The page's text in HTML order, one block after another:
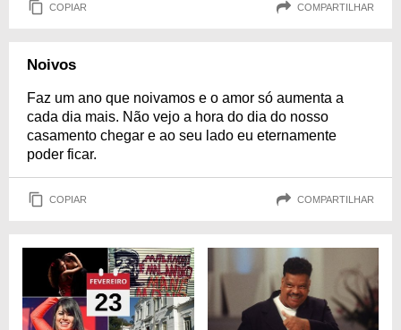
COPIAR COMPARTILHAR
Noivos
Faz um ano que noivamos e o amor só aumenta a
cada dia mais. Não vejo a hora do dia do nosso
casamento chegar e ao seu lado eu eternamente
poder ficar.
COPIAR COMPARTILHAR